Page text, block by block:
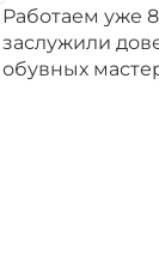
Работаем уже
заслужили
обувных